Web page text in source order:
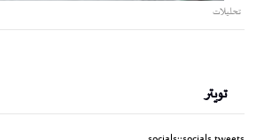
تحليلات
تويتر